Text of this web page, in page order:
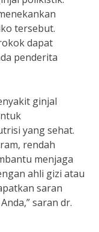
tersebut.
dapat
penderita
ginjal
yang sehat.
rendah
menjaga
ahli gizi atau
saran
saran dr.